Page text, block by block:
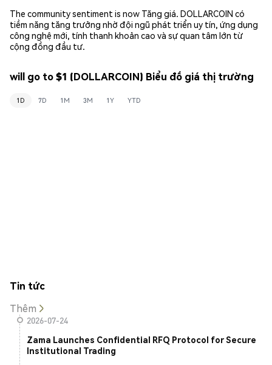
The community sentiment is now Tăng giá. DOLLARCOIN có
tiềm năng tăng trưởng nhờ đội ngũ phát triển uy tín, ứng dụng
công nghệ mới, tính thanh khoản cao và sự quan tâm lớn từ
cộng đồng đầu tư.
will go to $1 (DOLLARCOIN) Biểu đồ giá thị trường
1D 7D 1M 3M 1Y YTD
Tin tức
Thêm
2026-07-24
Zama Launches Confidential RFQ Protocol for Secure
Institutional Trading